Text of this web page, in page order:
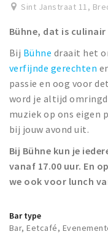
Spin the wheel!
LEISURE
SportS
News
Agenda
Sights
Trips & activities
Student routes
Sint Janstraat 11,
Bühne, dat is
Bij Bühne draait het
verfijnde gerechten
passie en oog voor
word je altijd
muziek op ons eigen
bij jouw avond uit.
Bij Bühne kun je
vanaf 17.00 uur. En
we ook voor lunch
Bar type
Bar, Eetcafé,